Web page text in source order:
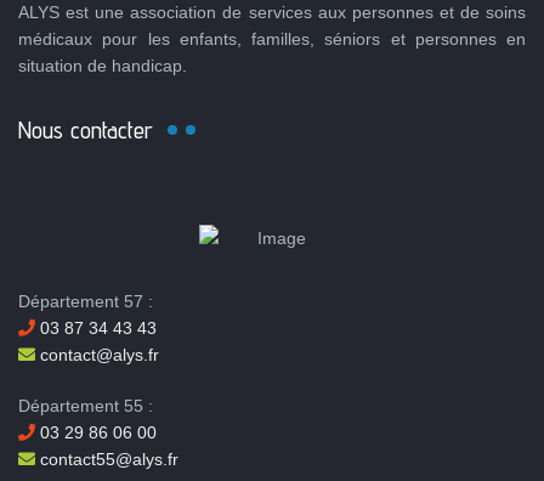
ALYS est une association de services aux personnes et de soins
médicaux pour les enfants, familles, séniors et personnes en
situation de handicap.
Nous contacter
Département 57 :
03 87 34 43 43
contact@alys.fr
Département 55 :
03 29 86 06 00
contact55@alys.fr